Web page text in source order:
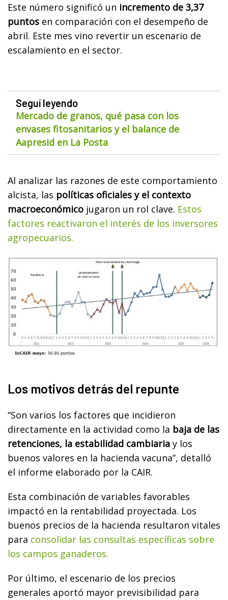
Este número significó un incremento de 3,37
puntos en comparación con el desempeño de
abril. Este mes vino revertir un escenario de
escalamiento en el sector.
Seguí leyendo
Mercado de granos, qué pasa con los
envases fitosanitarios y el balance de
Aapresid en La Posta
Al analizar las razones de este comportamiento
alcista, las políticas oficiales y el contexto
macroeconómico jugaron un rol clave. Estos
factores reactivaron el interés de los inversores
agropecuarios.
Los motivos detrás del repunte
“Son varios los factores que incidieron
directamente en la actividad como la baja de las
retenciones, la estabilidad cambiaria y los
buenos valores en la hacienda vacuna”, detalló
el informe elaborado por la CAIR.
Esta combinación de variables favorables
impactó en la rentabilidad proyectada. Los
buenos precios de la hacienda resultaron vitales
para consolidar las consultas específicas sobre
los campos ganaderos.
Por último, el escenario de los precios
generales aportó mayor previsibilidad para